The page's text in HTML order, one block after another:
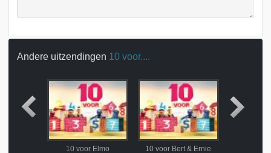
Andere uitzendingen 10 voor....
10 voor Elmo 10 voor Bert & Ernie